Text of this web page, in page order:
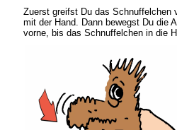
Zuerst greifst Du das Schnuffelchen
mit der Hand. Dann bewegst Du die
vorne, bis das Schnuffelchen in die